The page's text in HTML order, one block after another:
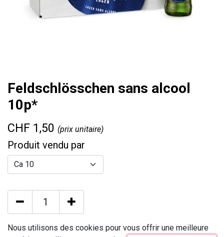
Feldschlösschen sans alcool
10p*
CHF 1,50 (prix unitaire)
Produit vendu par
AJOUTER AU PANIER
Nous utilisons des cookies pour vous offrir une meilleure